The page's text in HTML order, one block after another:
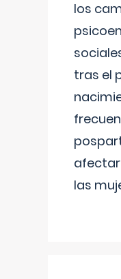
los
tras el
afectar
las